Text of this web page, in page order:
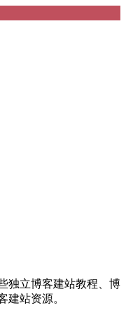
独立博客建站教程、博
建站资源。